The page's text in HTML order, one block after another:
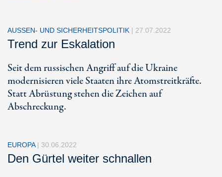
AUSSEN- UND SICHERHEITSPOLITIK | 27.07.2022
Trend zur Eskalation
Seit dem russischen Angriff auf die Ukraine
modernisieren viele Staaten ihre Atomstreitkräfte.
Statt Abrüstung stehen die Zeichen auf
Abschreckung.
EUROPA | 30.06.2022
Den Gürtel weiter schnallen